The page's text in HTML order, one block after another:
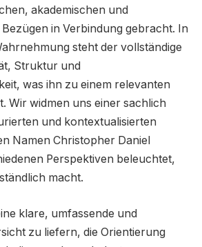
akademischen und
in Verbindung gebracht. In
steht der vollständige
Struktur und
was ihn zu einem relevanten
Wir widmen uns einer sachlich
und kontextualisierten
Namen Christopher Daniel
Perspektiven beleuchtet,
macht.
klare, umfassende und
zu liefern, die Orientierung